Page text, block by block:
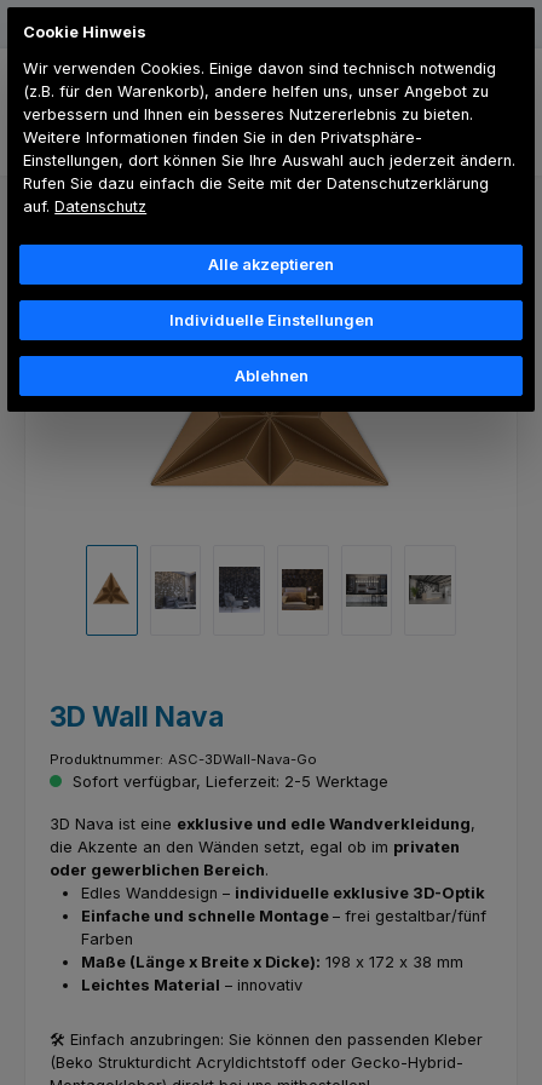
Zum Hauptinhalt springen
Du hast 0
3D Wall Nava
Bildergalerie überspringen
3D Wall Nava
Produktnummer: ASC-3DWall-Nava-Go
Sofort verfügbar, Lieferzeit: 2-5 Werktage
3D Nava ist eine exklusive und edle Wandverkleidung,
die Akzente an den Wänden setzt, egal ob im privaten
oder gewerblichen Bereich.
Edles Wanddesign – individuelle exklusive 3D-Optik
Einfache und schnelle Montage – frei gestaltbar/fünf
Farben
Maße (Länge x Breite x Dicke): 198 x 172 x 38 mm
Leichtes Material – innovativ
🛠️ Einfach anzubringen: Sie können den passenden Kleber
(Beko Strukturdicht Acryldichtstoff oder Gecko-Hybrid-
Cookie Hinweis
Wir verwenden Cookies. Einige davon sind technisch notwendig
(z.B. für den Warenkorb), andere helfen uns, unser Angebot zu
verbessern und Ihnen ein besseres Nutzererlebnis zu bieten.
Weitere Informationen finden Sie in den Privatsphäre-
Einstellungen, dort können Sie Ihre Auswahl auch jederzeit ändern.
Rufen Sie dazu einfach die Seite mit der Datenschutzerklärung
auf.Datenschutz
Individuelle Einstellungen
Ablehnen
Alle akzeptieren